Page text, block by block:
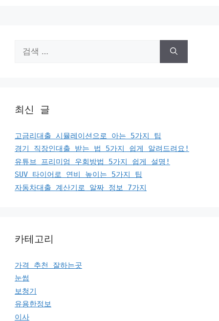
색:
최신 글
고금리대출 시뮬레이션으로 아는 5가지 팁
경기 직장인대출 받는 법 5가지 쉽게 알려드려요!
유튜브 프리미엄 우회방법 5가지 쉽게 설명!
SUV 타이어로 연비 높이는 5가지 팁
자동차대출 계산기로 알짜 정보 7가지
카테고리
가격 추천 잘하는곳
눈썹
보청기
유용한정보
이사